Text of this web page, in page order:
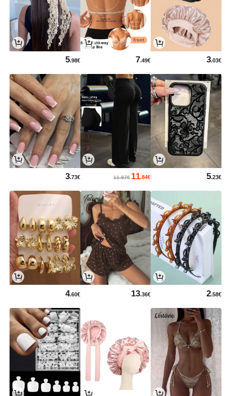
3.03€
7.49€
5.98€
5.23€
11.84€
11.87€
3.73€
2.58€
13.36€
4.60€